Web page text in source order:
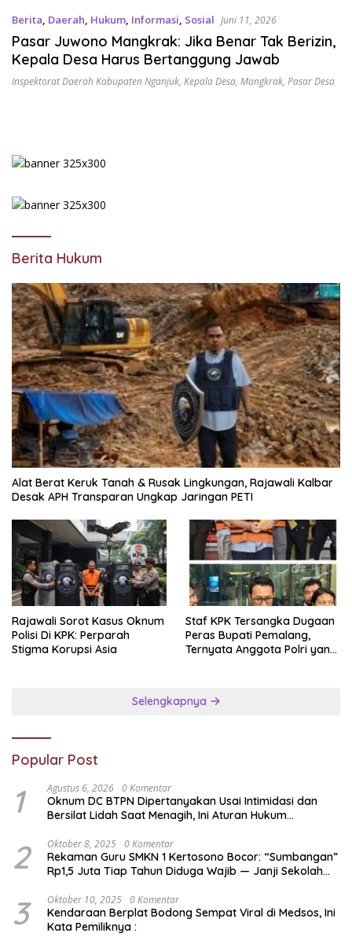
Berita, Daerah, Hukum, Informasi, Sosial Juni 11, 2026
Pasar Juwono Mangkrak: Jika Benar Tak Berizin,
Kepala Desa Harus Bertanggung Jawab
Inspektorat Daerah Kabupaten Nganjuk, Kepala Desa, Mangkrak, Pasar Desa
Berita Hukum
Alat Berat Keruk Tanah & Rusak Lingkungan, Rajawali Kalbar
Desak APH Transparan Ungkap Jaringan PETI
Rajawali Sorot Kasus Oknum
Polisi Di KPK: Perparah
Stigma Korupsi Asia
Staf KPK Tersangka Dugaan
Peras Bupati Pemalang,
Ternyata Anggota Polri yang
Selengkapnya
Popular Post
1 Agustus 6, 2026 0 Komentar
Oknum DC BTPN Dipertanyakan Usai Intimidasi dan
Bersilat Lidah Saat Menagih, Ini Aturan Hukum
2 Oktober 8, 2025 0 Komentar
Rekaman Guru SMKN 1 Kertosono Bocor: “Sumbangan”
Rp1,5 Juta Tiap Tahun Diduga Wajib — Janji Sekolah
3 Oktober 10, 2025 0 Komentar
Kendaraan Berplat Bodong Sempat Viral di Medsos, Ini
Kata Pemiliknya :